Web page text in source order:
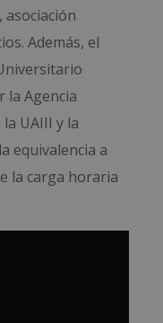
asociación
Además, el
la Agencia
UAIII y la
equivalencia a
la carga horaria